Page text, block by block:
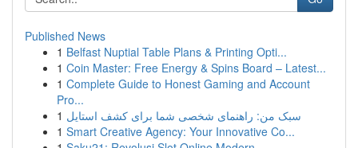
Published News
1 Belfast Nuptial Table Plans & Printing Opti...
1 Coin Master: Free Energy & Spins Board – Latest...
1 Complete Guide to Honest Gaming and Account
Pro...
1 سبک من: راهنمای شخصی شما برای کشف استایل
1 Smart Creative Agency: Your Innovative Co...